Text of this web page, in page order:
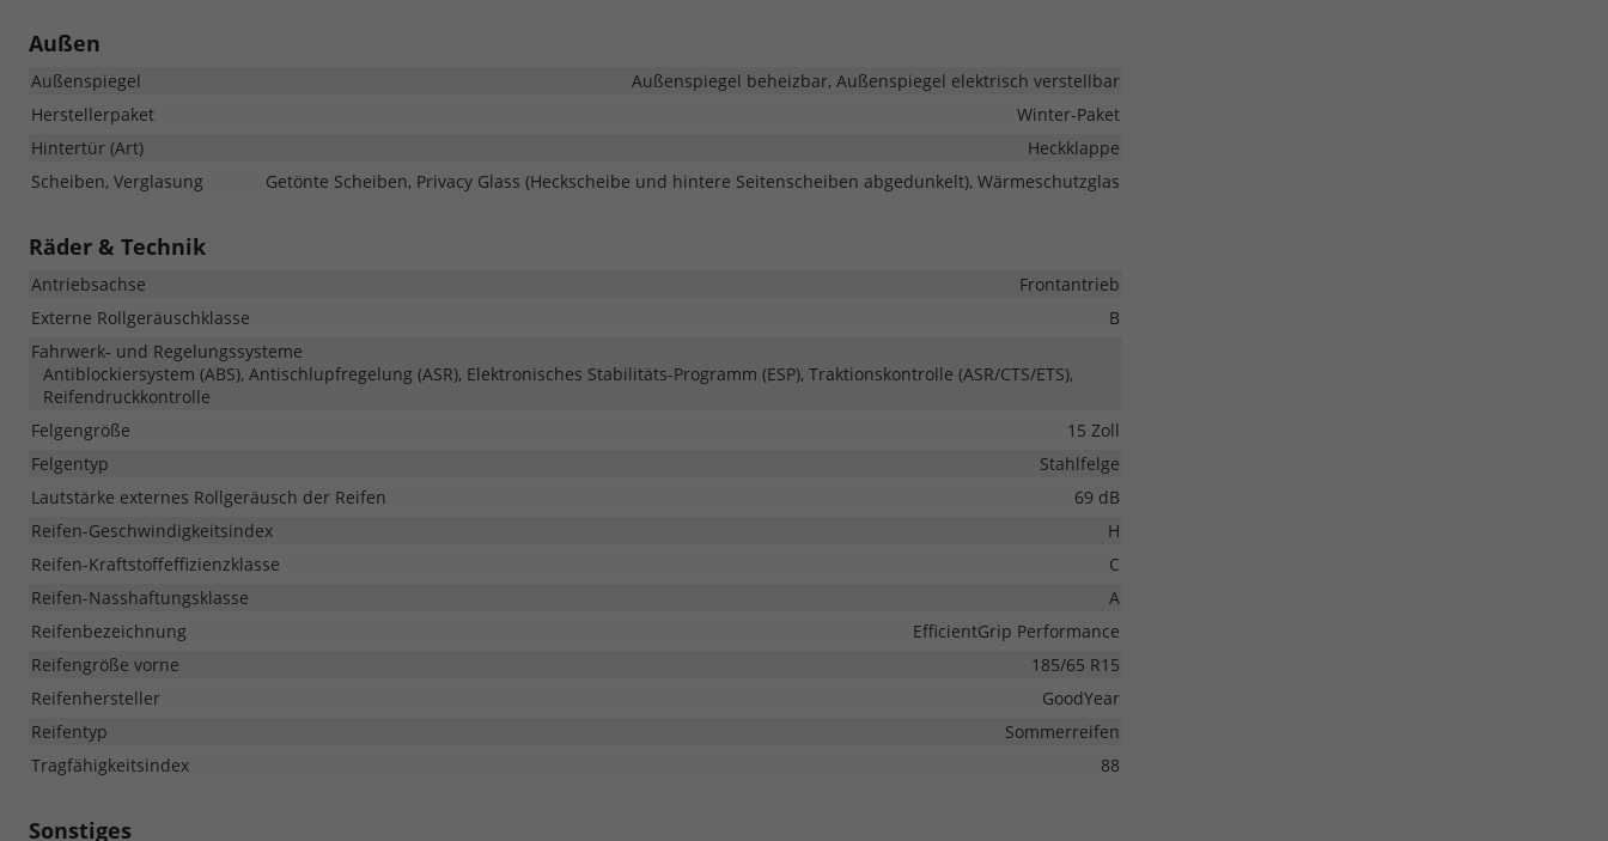
Außen
Außenspiegel
Außenspiegel beheizbar, Außenspiegel elektrisch verstellbar
Herstellerpaket
Winter-Paket
Hintertür (Art)
Heckklappe
Scheiben, Verglasung
Getönte Scheiben, Privacy Glass (Heckscheibe und hintere Seitenscheiben abgedunkelt), Wärmeschutzglas
Räder & Technik
Antriebsachse
Frontantrieb
Externe Rollgeräuschklasse
B
Fahrwerk- und Regelungssysteme
Antiblockiersystem (ABS), Antischlupfregelung (ASR), Elektronisches Stabilitäts-Programm (ESP), Traktionskontrolle (ASR/CTS/ETS),
Reifendruckkontrolle
Felgengröße
15 Zoll
Felgentyp
Stahlfelge
Lautstärke externes Rollgeräusch der Reifen
69 dB
Reifen-Geschwindigkeitsindex
H
Reifen-Kraftstoffeffizienzklasse
C
Reifen-Nasshaftungsklasse
A
Reifenbezeichnung
EfficientGrip Performance
Reifengröße vorne
185/65 R15
Reifenhersteller
GoodYear
Reifentyp
Sommerreifen
Tragfähigkeitsindex
88
Sonstiges